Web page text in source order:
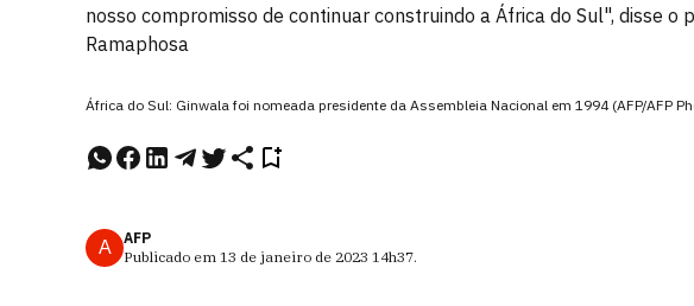
nosso compromisso de continuar construindo a África do Sul", disse o
Ramaphosa
África do Sul: Ginwala foi nomeada presidente da Assembleia Nacional em 1994 (AFP/AFP
A
AFP
Publicado em 13 de janeiro de 2023 14h37.